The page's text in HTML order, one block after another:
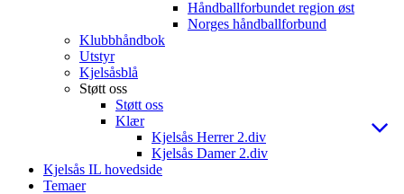
Håndballforbundet region øst
Norges håndballforbund
Klubbhåndbok
Utstyr
Kjelsåsblå
Støtt oss
Støtt oss
Klær
Kjelsås Herrer 2.div
Kjelsås Damer 2.div
Kjelsås IL hovedside
Temaer